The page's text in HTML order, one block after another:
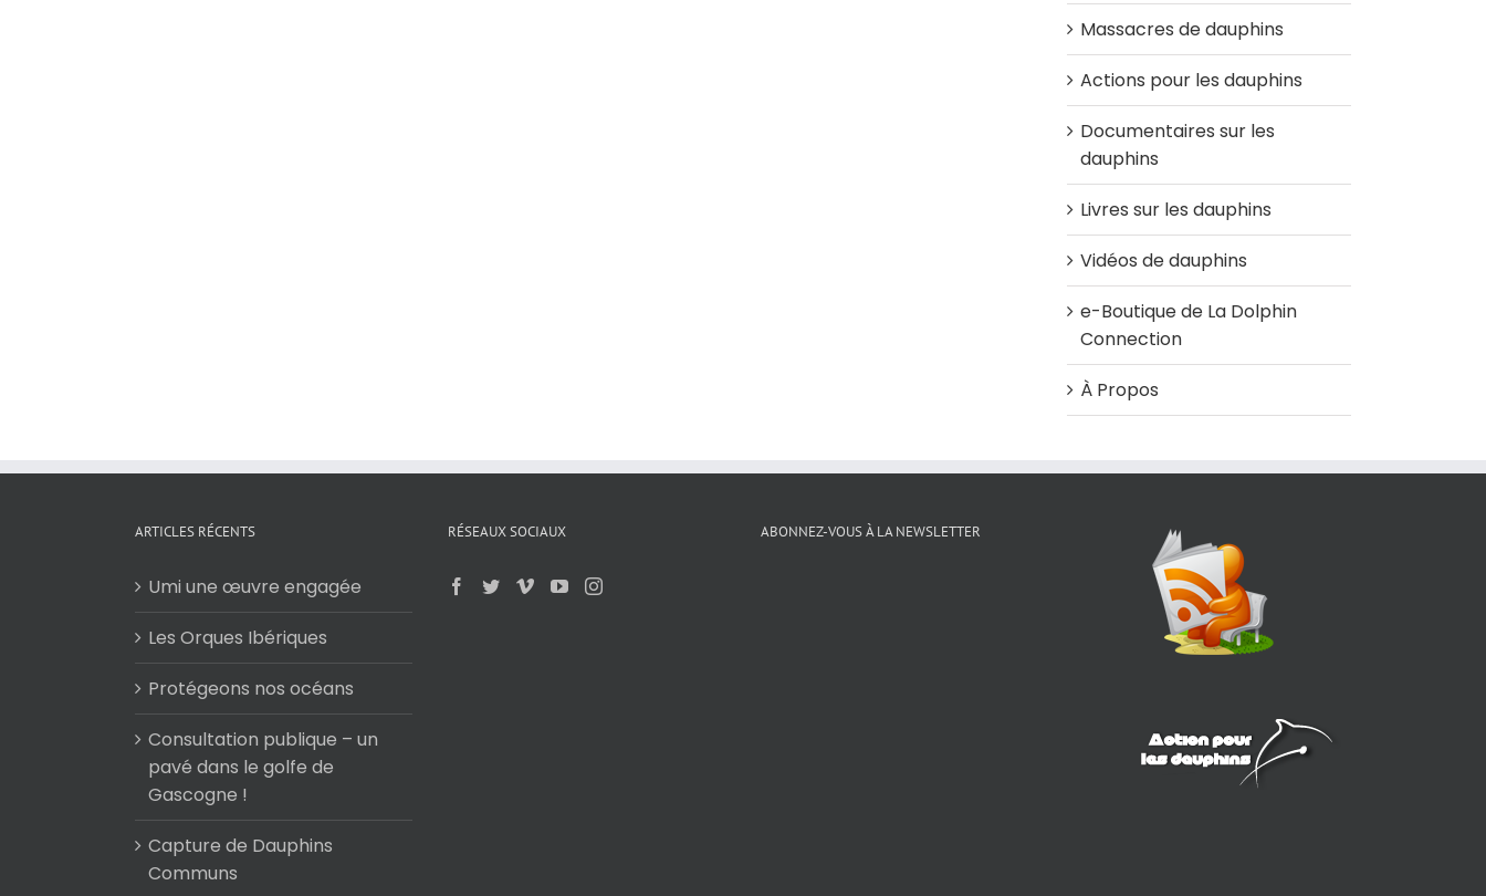
Massacres de dauphins
Actions pour les dauphins
Documentaires sur les
dauphins
Livres sur les dauphins
Vidéos de dauphins
e-Boutique de La Dolphin
Connection
À Propos
ARTICLES RÉCENTS
Umi une œuvre engagée
Les Orques Ibériques
Protégeons nos océans
Consultation publique – un
pavé dans le golfe de
Gascogne !
Capture de Dauphins
Communs
RÉSEAUX SOCIAUX ABONNEZ-VOUS À LA NEWSLETTER